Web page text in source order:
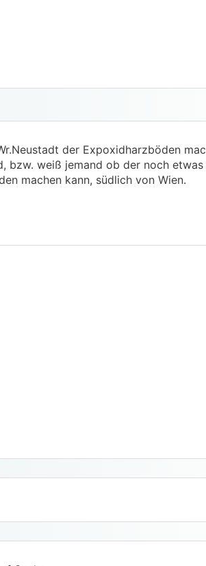
der Expoxidharzböden
bzw. weiß jemand ob der noch etwas
machen kann, südlich von Wien.